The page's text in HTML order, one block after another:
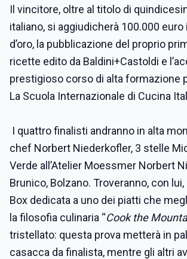
Il vincitore, oltre al titolo di
italiano, si aggiudicherà 100.000 euro
d’oro, la pubblicazione del proprio
ricette edito da Baldini+Castoldi e
prestigioso corso di alta formazione
La Scuola Internazionale di Cucina
I quattro finalisti andranno in alta
chef Norbert Niederkofler, 3 stelle
Verde all’Atelier Moessmer Norbert
Brunico, Bolzano. Troveranno, con
Box dedicata a uno dei piatti che
la filosofia culinaria “Cook the
tristellato: questa prova metterà in
casacca da finalista, mentre gli altri